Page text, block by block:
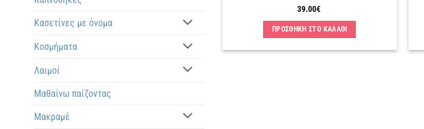
Κασετίνες με όνομα
Κοσμήματα
Λαιμοί
Μαθαίνω παίζοντας
Μακραμέ
39.00€
ΠΡΟΣΘΗΚΗ ΣΤΟ ΚΑΛΑΘΙ